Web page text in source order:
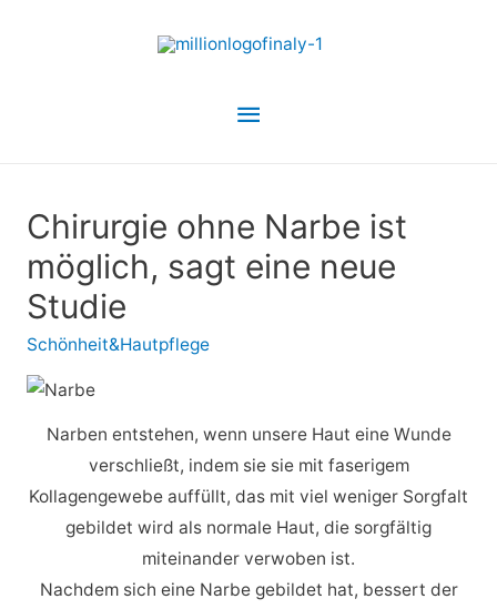
Hauptmenü
Chirurgie ohne Narbe ist
möglich, sagt eine neue
Studie
Schönheit&Hautpflege
Narben entstehen, wenn unsere Haut eine Wunde
verschließt, indem sie sie mit faserigem
Kollagengewebe auffüllt, das mit viel weniger Sorgfalt
gebildet wird als normale Haut, die sorgfältig
miteinander verwoben ist.
Nachdem sich eine Narbe gebildet hat, bessert der